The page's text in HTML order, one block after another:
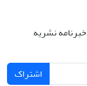
نشریه
اشتراک